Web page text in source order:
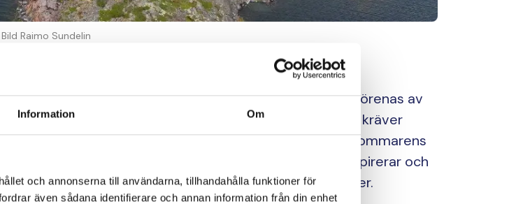
Information Om
och annonserna till användarna, tillhandahålla funktioner för
även sådana identifierare och annan information från din enhet
Bild Raimo Sundelin
Sea Jazz-festivalserien och John Nurminens Stiftelse förenas av
havet och oro för dess välmående. Att rädda Östersjön kräver
exempel på både små och stora gärningar. Under sommarens
diskuterar John Nurminens Stiftelse hur Östersjön inspirerar och
inom konst, mat och sommarens fritidsaktiviteter.